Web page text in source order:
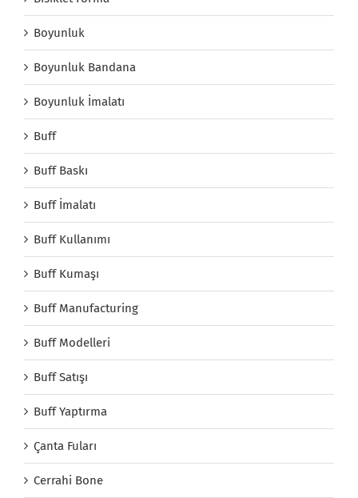
Boyunluk
Boyunluk Bandana
Boyunluk İmalatı
Buff
Buff Baskı
Buff İmalatı
Buff Kullanımı
Buff Kumaşı
Buff Manufacturing
Buff Modelleri
Buff Satışı
Buff Yaptırma
Çanta Fuları
Cerrahi Bone